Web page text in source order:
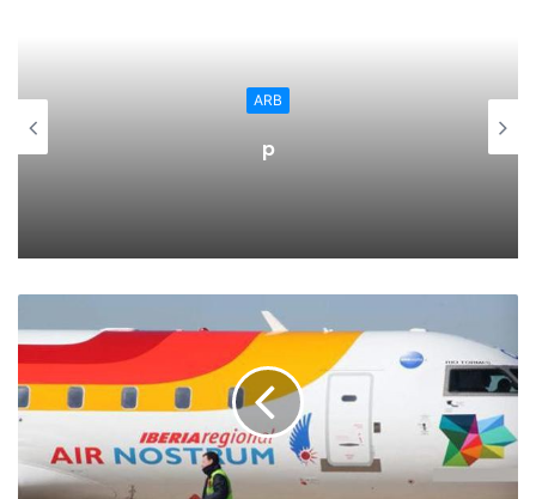
y también por internet (www.teatrobreton.org o
ARB
p